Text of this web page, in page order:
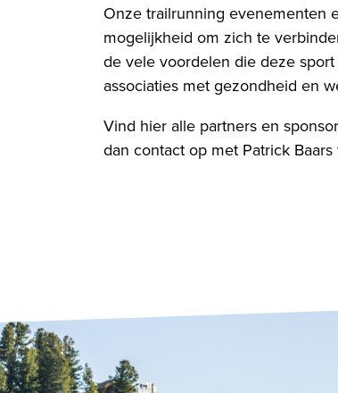
Onze trailrunning evenementen
mogelijkheid om zich te
de vele voordelen die deze
associaties met gezondheid en
Vind hier alle partners en
dan contact op met Patrick Baars